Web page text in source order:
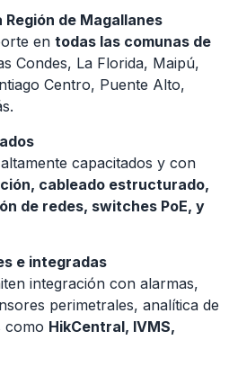
de Magallanes
en todas las comunas de
Condes, La Florida, Maipú,
Centro, Puente Alto,
capacitados y con
cableado estructurado,
de redes, switches PoE, y
e integradas
integración con alarmas,
perimetrales, analítica de
como HikCentral, IVMS,